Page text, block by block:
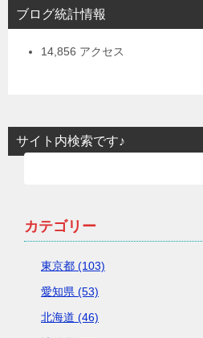
ブログ統計情報
14,856 アクセス
サイト内検索です♪
カテゴリー
東京都 (103)
愛知県 (53)
北海道 (46)